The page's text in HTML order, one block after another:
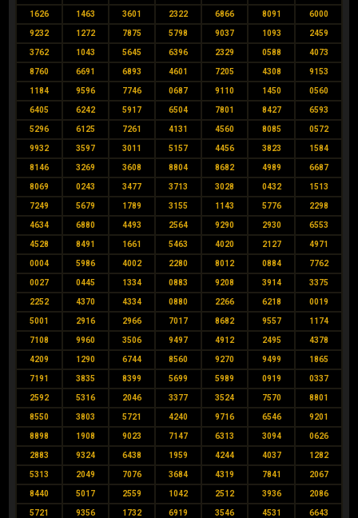
1626 1463 3601 2322 6866 8091 6000
9232 1272 7875 5798 9037 1093 2459
3762 1043 5645 6396 2329 0588 4073
8760 6691 6893 4601 7205 4308 9153
1184 9596 7746 0687 9110 1450 0560
6405 6242 5917 6504 7801 8427 6593
5296 6125 7261 4131 4560 8085 0572
9932 3597 3011 5157 4456 3823 1584
8146 3269 3608 8804 8682 4989 6687
8069 0243 3477 3713 3028 0432 1513
7249 5679 1789 3155 1143 5776 2298
4634 6880 4493 2564 9290 2930 6553
4528 8491 1661 5463 4020 2127 4971
0004 5986 4002 2280 8012 0884 7762
0027 0445 1334 0883 9208 3914 3375
2252 4370 4334 0880 2266 6218 0019
5001 2916 2966 7017 8682 9557 1174
7108 9960 3506 9497 4912 2495 4378
4209 1290 6744 8560 9270 9499 1865
7191 3835 8399 5699 5989 0919 0337
2592 5316 2046 3377 3524 7570 8801
8550 3803 5721 4240 9716 6546 9201
8898 1908 9023 7147 6313 3094 0626
2883 9324 6438 1959 4244 4037 1282
5313 2049 7076 3684 4319 7841 2067
8440 5017 2559 1042 2512 3936 2086
5721 9356 1732 6919 3546 4531 6643